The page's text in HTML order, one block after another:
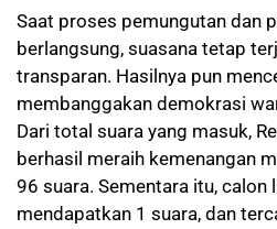
Saat proses pemungutan dan
berlangsung, suasana tetap
transparan. Hasilnya pun
membanggakan demokrasi
Dari total suara yang masuk,
berhasil meraih kemenangan
96 suara. Sementara itu, calon
mendapatkan 1 suara, dan